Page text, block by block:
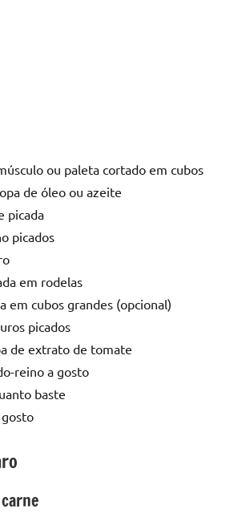
ou paleta cortado em cubos
de óleo ou azeite
picada
picados
em rodelas
em cubos grandes (opcional)
picados
de extrato de tomate
reino a gosto
baste